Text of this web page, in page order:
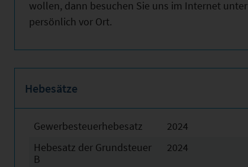
wollen, dann besuchen Sie uns im Internet unter
persönlich vor Ort.
Hebesätze
Gewerbesteuerhebesatz 2024
Hebesatz der Grundsteuer
B
2024